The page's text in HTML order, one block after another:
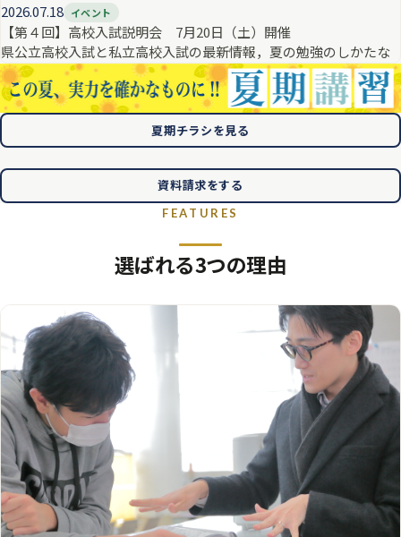
2026.07.18 イベント
【第４回】高校入試説明会 7月20日（土）開催
県公立高校入試と私立高校入試の最新情報，夏の勉強のしかたな
ど。
お申し込みはこちらから
2026.06.29 更新 eゼミ通信７月号をアップしました
講義形式の授業の後，任意の回数１：１の個別演習をご予約いた
だけます。
高校入試説明会 6月20日（土）開催
《ゼミ生以外の中学生・保護者様も大歓迎》
人気私立高校（錦城高校・西武学園文理高校）をお招きします
eゼミ通信６月号をアップしました
2026.04.28
合格速報
2026年春 合格速報をアップしました
2025.05.01
お知らせ
ゴールデンウィーク期間中の開校スケジュールのご案内
夏期チラシを見る
資料請求をする
FEATURES
選ばれる3つの理由